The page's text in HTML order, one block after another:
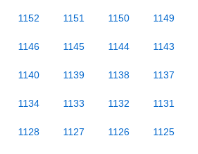
1152 1151 1150 1149
1146 1145 1144 1143
1140 1139 1138 1137
1134 1133 1132 1131
1128 1127 1126 1125